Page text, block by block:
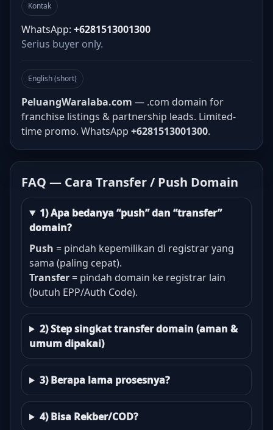
Kontak
WhatsApp: +6281513001300
Serius buyer only.
English (short)
PeluangWaralaba.com — .com domain for
franchise listings & partnership leads. Limited-
time promo. WhatsApp +6281513001300.
FAQ — Cara Transfer / Push Domain
1) Apa bedanya “push” dan “transfer”
domain?
Push = pindah kepemilikan di registrar yang
sama (paling cepat).
Transfer = pindah domain ke registrar lain
(butuh EPP/Auth Code).
2) Step singkat transfer domain (aman &
umum dipakai)
3) Berapa lama prosesnya?
4) Bisa Rekber/COD?